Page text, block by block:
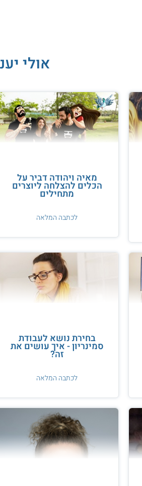
אולי
מאיה ויהודה דביר על
הכלים להצלחה ליוצרים
מתחילים
לכתבה המלאה
בחירת נושא לעבודת
סמינריון - איך עושים את
זה?
לכתבה המלאה